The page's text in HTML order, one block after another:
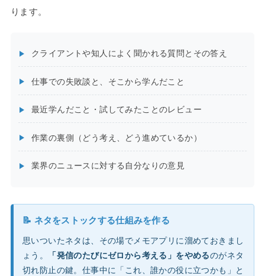
ります。
クライアントや知人によく聞かれる質問とその答え
仕事での失敗談と、そこから学んだこと
最近学んだこと・試してみたことのレビュー
作業の裏側（どう考え、どう進めているか）
業界のニュースに対する自分なりの意見
📝 ネタをストックする仕組みを作る
思いついたネタは、その場でメモアプリに溜めておきまし
ょう。
「発信のたびにゼロから考える」をやめるのがネタ
切れ防止の鍵。仕事中に「これ、誰かの役に立つかも」と